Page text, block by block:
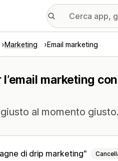
Marketing Email marketing
marketing
al momento giusto.
di drip marketing